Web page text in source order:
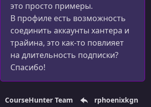
это просто примеры.
В профиле есть возможность
соединить аккаунты хантера и
трайина, это как-то повлияет
на длительность подписки?
Спасибо!
CourseHunter Team rphoenixkgn